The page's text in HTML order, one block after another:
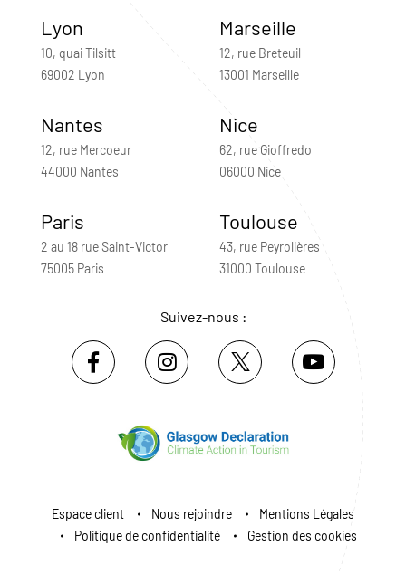
Lyon
10, quai Tilsitt
69002 Lyon
Marseille
12, rue Breteuil
13001 Marseille
Nantes
12, rue Mercoeur
44000 Nantes
Nice
62, rue Gioffredo
06000 Nice
Paris
2 au 18 rue Saint-Victor
75005 Paris
Toulouse
43, rue Peyrolières
31000 Toulouse
Suivez-nous :
Espace client Nous rejoindre
Mentions Légales
Politique de confidentialité
Gestion des cookies